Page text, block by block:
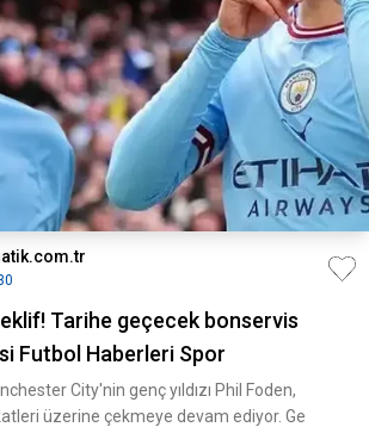
Tarihe geçecek bonservis
Futbol Haberleri Spor
City'nin genç yıldızı Phil Foden,
üzerine çekmeye devam ediyor. Ge